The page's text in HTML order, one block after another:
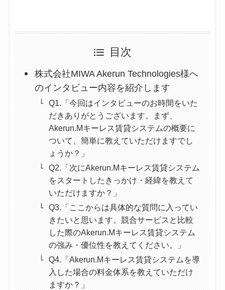
目次
株式会社MIWA Akerun Technologies様へ
のインタビュー内容を紹介します
Q1.「今回はインタビューのお時間をいた
だきありがとうございます。まず、
Akerun.Mキーレス賃貸システムの概要に
ついて、簡単に教えていただけますでし
ょうか？」
Q2.「次にAkerun.Mキーレス賃貸システム
をスタートしたきっかけ・経緯を教えて
いただけますか？」
Q3.「ここからは具体的な質問に入ってい
きたいと思います。競合サービスと比較
した際のAkerun.Mキーレス賃貸システム
の強み・優位性を教えてください。」
Q4.「Akerun.Mキーレス賃貸システムを導
入した場合の料金体系を教えていただけ
ますか？」